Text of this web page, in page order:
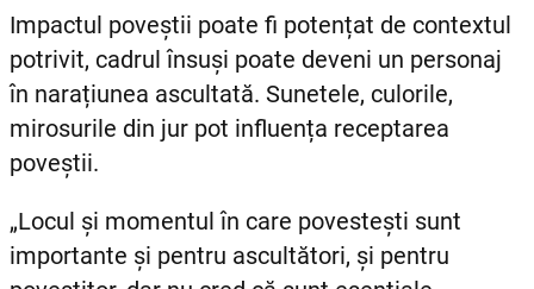
Impactul poveștii poate fi potențat de contextul
potrivit, cadrul însuși poate deveni un personaj
în narațiunea ascultată. Sunetele, culorile,
mirosurile din jur pot influența receptarea
poveștii.
„Locul și momentul în care povestești sunt
importante și pentru ascultători, și pentru